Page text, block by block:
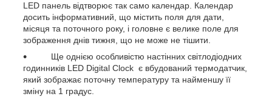
LED панель відтворює так само календар. Календар
досить інформативний, що містить поля для дати,
місяця та поточного року, і головне є велике поле для
зображення днів тижня, що не може не тішити.
Ще однією особливістю настінних світлодіодних
годинників LED Digital Clock є вбудований термодатчик,
який зображає поточну температуру та найменшу її
зміну на 1 градус.